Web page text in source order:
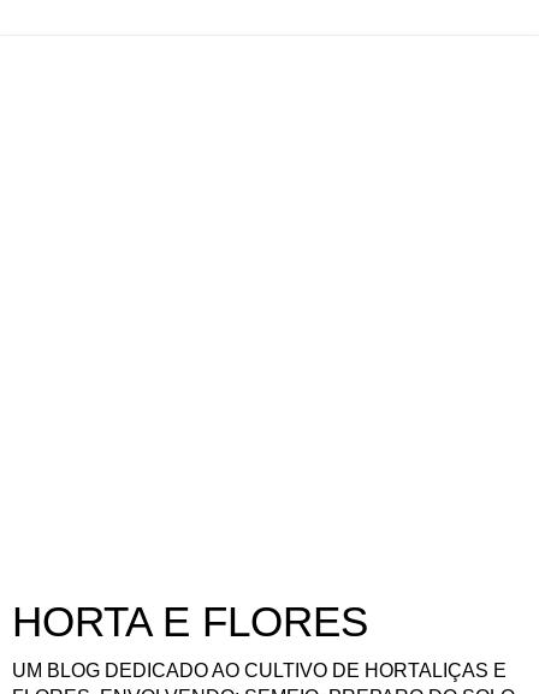
HORTA E FLORES
UM BLOG DEDICADO AO CULTIVO DE HORTALIÇAS E